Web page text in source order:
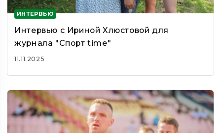
ИНТЕРВЬЮ
Интервью с Ириной Хлюстовой для
журнала "Спорт time"
11.11.2025